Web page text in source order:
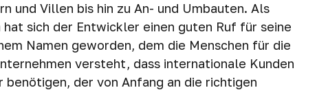
und Villen bis hin zu An- und Umbauten. Als
sich der Entwickler einen guten Ruf für seine
Namen geworden, dem die Menschen für die
versteht, dass internationale Kunden
der von Anfang an die richtigen